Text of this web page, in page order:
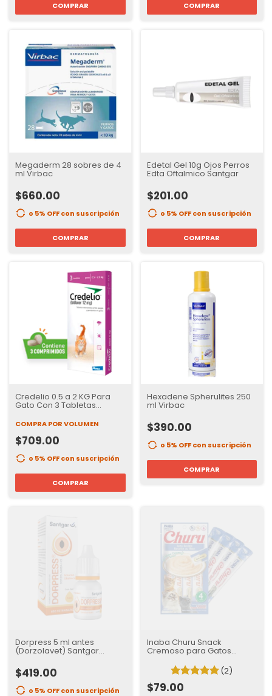
COMPRAR COMPRAR
Megaderm 28 sobres de 4
ml Virbac
$660.00
o 5% OFFcon suscripción
COMPRAR
Edetal Gel 10g Ojos Perros
Edta Oftalmico Santgar
$201.00
o 5% OFFcon suscripción
COMPRAR
Credelio 0.5 a 2 KG Para
Gato Con 3 Tabletas
desparasitante externo
COMPRA POR VOLUMEN
$709.00
o 5% OFFcon suscripción
COMPRAR
Hexadene Spherulites 250
ml Virbac
$390.00
o 5% OFFcon suscripción
COMPRAR
Dorpress 5 ml antes
(Dorzolavet) Santgar
solución oftalmico
$419.00
o 5% OFFcon suscripción
Inaba Churu Snack
Cremoso para Gatos
Sabor Atun | sobre con 4
(2)
$79.00